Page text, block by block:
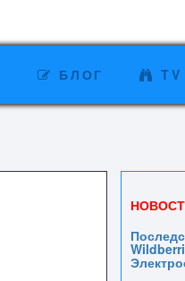
БЛОГ TV